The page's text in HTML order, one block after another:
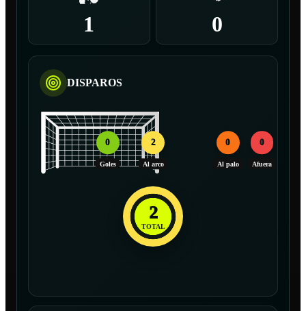
1 0
DISPAROS
0
Goles
2
Al arco
0
Al palo
0
Afuera
2
TOTAL